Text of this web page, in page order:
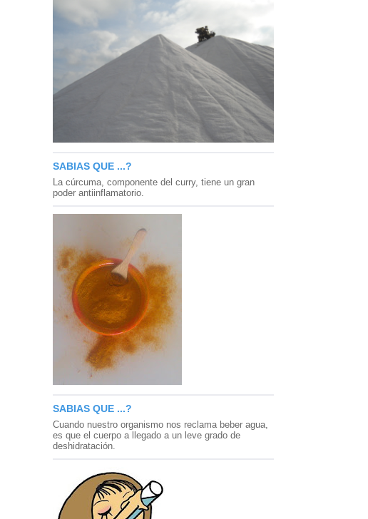
SABIAS QUE ...?
La cúrcuma, componente del curry, tiene un gran
poder antiinflamatorio.
SABIAS QUE ...?
Cuando nuestro organismo nos reclama beber agua,
es que el cuerpo a llegado a un leve grado de
deshidratación.